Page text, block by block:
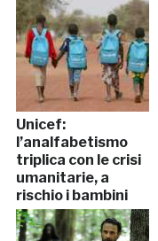
Unicef:
l’analfabetismo
triplica con le crisi
umanitarie, a
rischio i bambini